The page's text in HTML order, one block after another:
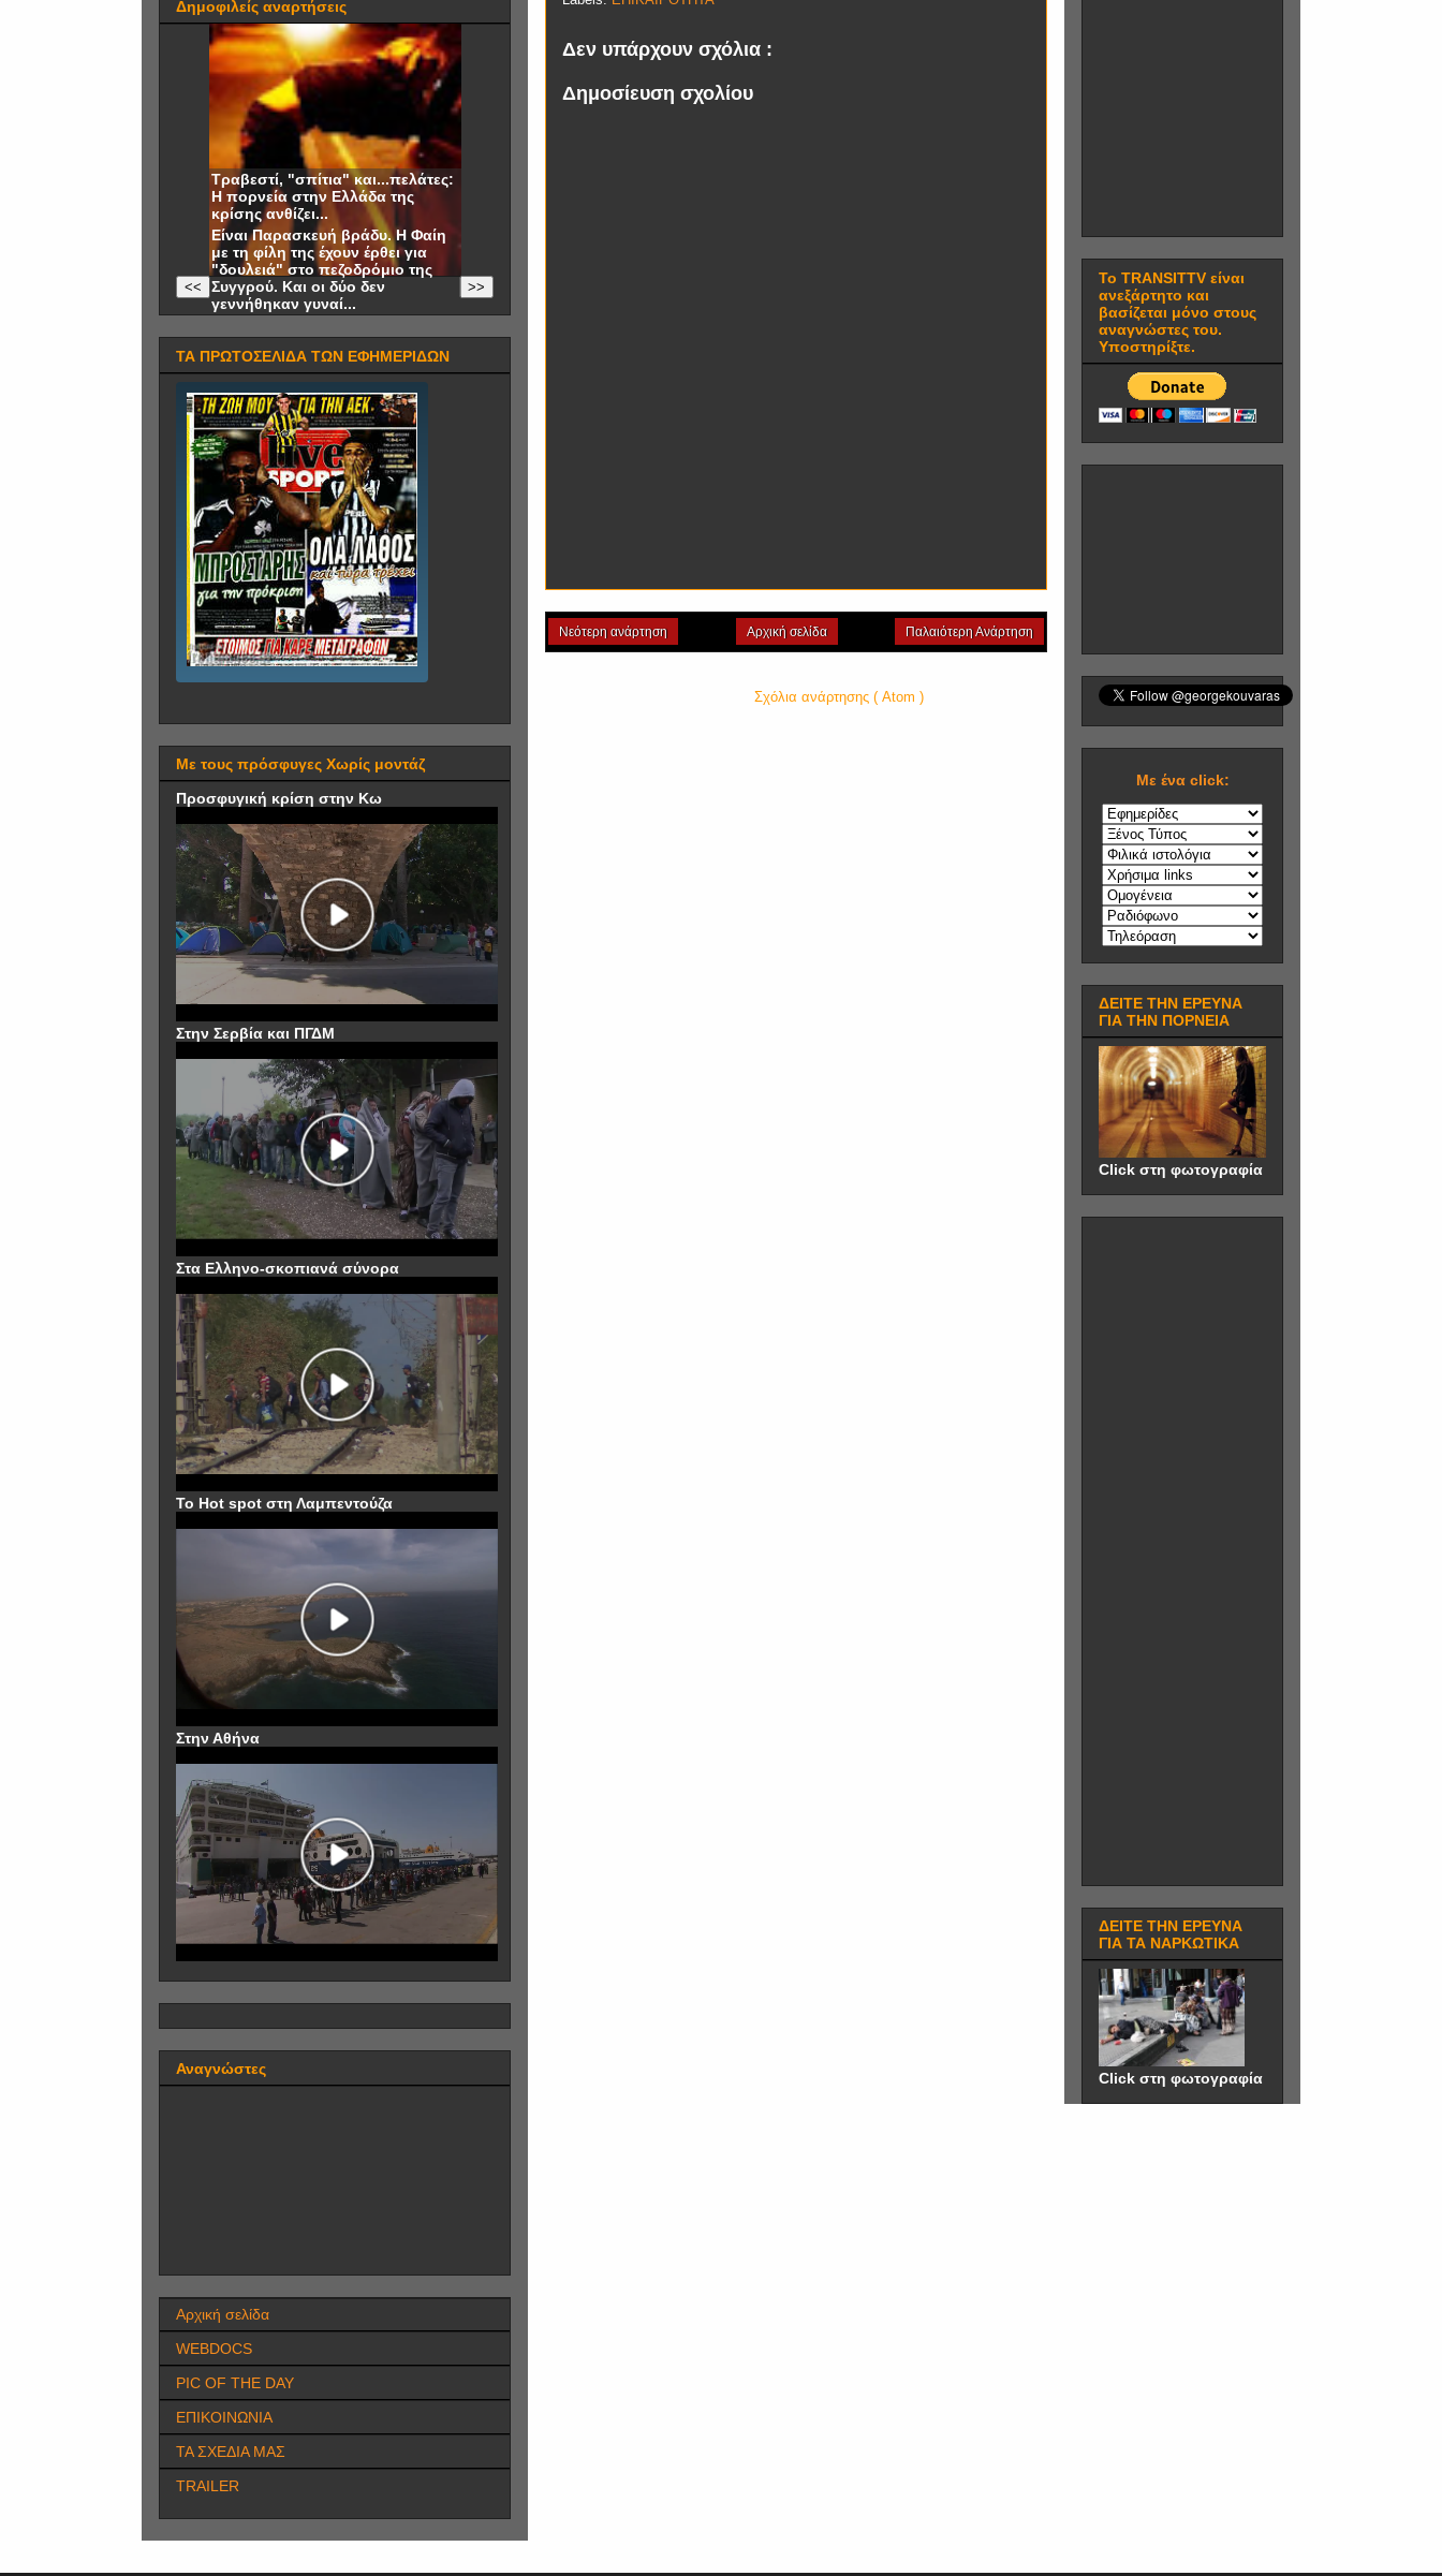
Δεν υπάρχουν σχόλια :
Δημοσίευση σχολίου
Νεότερη ανάρτηση Παλαιότερη Ανάρτηση
Αρχική σελίδα
Σχόλια ανάρτησης ( Atom )
Δημοφιλείς αναρτήσεις
Τραβεστί, "σπίτια" και...πελάτες:
Η πορνεία στην Ελλάδα της
κρίσης ανθίζει...
Είναι Παρασκευή βράδυ. Η Φαίη
με τη φίλη της έχουν έρθει για
"δουλειά" στο πεζοδρόμιο της
Συγγρού. Και οι δύο δεν
γεννήθηκαν γυναί...
>>
<<
ΤΑ ΠΡΩΤΟΣΕΛΙΔΑ ΤΩΝ ΕΦΗΜΕΡΙΔΩΝ
Με τους πρόσφυγες Χωρίς μοντάζ
Προσφυγική κρίση στην Κω
Στην Σερβία και ΠΓΔΜ
Στα Ελληνο-σκοπιανά σύνορα
To Hot spot στη Λαμπεντούζα
Στην Αθήνα
Αναγνώστες
Αρχική σελίδα
WEBDOCS
PIC OF THE DAY
ΕΠΙΚΟΙΝΩΝΙΑ
ΤΑ ΣΧΕΔΙΑ ΜΑΣ
TRAILER
Το TRANSITTV είναι
ανεξάρτητο και
βασίζεται μόνο στους
αναγνώστες του.
Υποστηρίξτε.
Mε ένα click:
ΔΕΙΤΕ ΤΗΝ ΕΡΕΥΝΑ
ΓΙΑ ΤΗΝ ΠΟΡΝΕΙΑ
Click στη φωτογραφία
ΔΕΙΤΕ ΤΗΝ ΕΡΕΥΝΑ
ΓΙΑ ΤΑ ΝΑΡΚΩΤΙΚΑ
Click στη φωτογραφία